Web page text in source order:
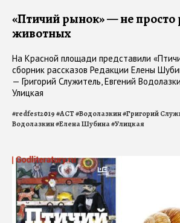
«Птичий рынок» — не просто
животных
На Красной площади представили
сборник рассказов Редакции Елены
— Григорий Служитель, Евгений
Улицкая
#redfest2019#АСТ#Водолазкин#Григорий
Водолазкин#Елена Шубина#Улицкая